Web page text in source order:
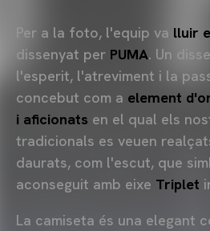
Per a la foto, l'equip va lluir
dissenyat per PUMA. Un
l'esperit, l'atreviment i la
concebut com a element
i aficionats en el qual els
tradicionals es veuen
daurats, com l'escut, que
aconseguit amb eixe Triplet
La camiseta és una elegant